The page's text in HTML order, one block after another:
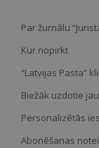
Par žurnālu
Kur nopirkt
“Latvijas Pasta”
Biežāk uzdotie
Personalizētās
Abonēšanas